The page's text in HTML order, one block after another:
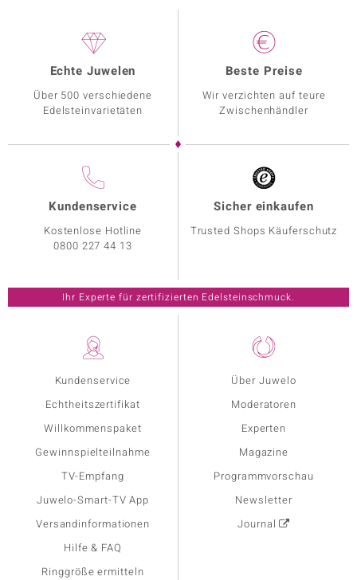
Kundenservice
Echtheitszertifikat
Willkommenspaket
Gewinnspielteilnahme
TV-Empfang
Juwelo-Smart-TV App
Versandinformationen
Hilfe & FAQ
Ringgröße ermitteln
Über Juwelo
Moderatoren
Experten
Magazine
Programmvorschau
Newsletter
Journal
Echte Juwelen
Über 500 verschiedene
Edelsteinvarietäten
Beste Preise
Wir verzichten auf teure
Zwischenhändler
Kundenservice
Kostenlose Hotline
0800 227 44 13
Sicher einkaufen
Trusted Shops Käuferschutz
Ihr Experte für zertifizierten Edelsteinschmuck.